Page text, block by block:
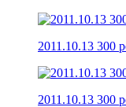
2011.10.13 300
2011.10.13 300